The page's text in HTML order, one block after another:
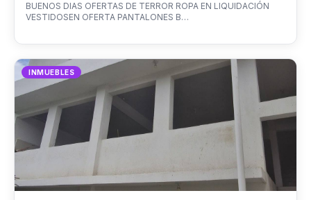
BUENOS DIAS OFERTAS DE TERROR ROPA EN LIQUIDACIÓN
VESTIDOSEN OFERTA PANTALONES B…
INMUEBLES